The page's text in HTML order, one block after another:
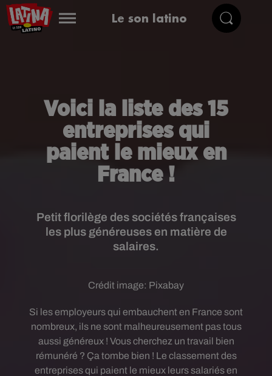
Le son latino
Voici la liste des 15
entreprises qui
paient le mieux en
France !
Petit florilège des sociétés françaises
les plus généreuses en matière de
salaires.
Crédit image: Pixabay
Si les employeurs qui embauchent en France sont
nombreux, ils ne sont malheureusement pas tous
aussi généreux ! Vous cherchez un travail bien
rémunéré ? Ça tombe bien ! Le classement des
entreprises qui paient le mieux leurs salariés en